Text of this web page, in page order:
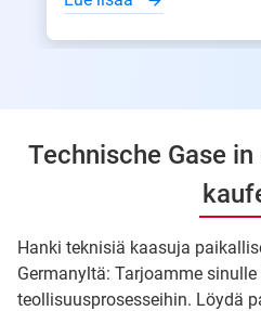
Technische Gase
Hanki teknisiä kaasuja
Germanyltä: Tarjoamme
teollisuusprosesseihin. Löydä